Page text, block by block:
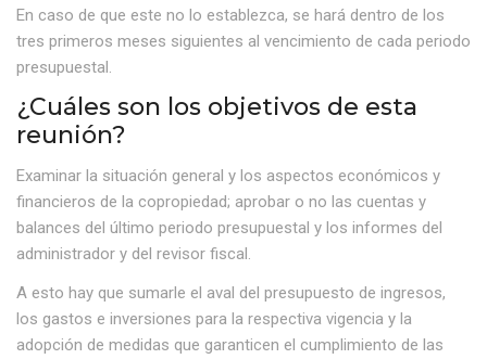
En caso de que este no lo establezca, se hará dentro de los
tres primeros meses siguientes al vencimiento de cada periodo
presupuestal.
¿Cuáles son los objetivos de esta
reunión?
Examinar la situación general y los aspectos económicos y
financieros de la copropiedad; aprobar o no las cuentas y
balances del último periodo presupuestal y los informes del
administrador y del revisor fiscal.
A esto hay que sumarle el aval del presupuesto de ingresos,
los gastos e inversiones para la respectiva vigencia y la
adopción de medidas que garanticen el cumplimiento de las